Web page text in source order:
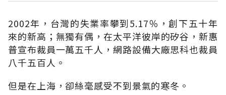
2002年，台灣的失業率攀到5.17％，創下五十年
來的新高；無獨有偶，在太平洋彼岸的矽谷，新惠
普宣布裁員一萬五千人，網路設備大廠思科也裁員
八千五百人。
但是在上海，卻絲毫感受不到景氣的寒冬。